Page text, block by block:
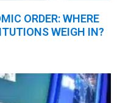
ORDER: WHERE
WEIGH IN?